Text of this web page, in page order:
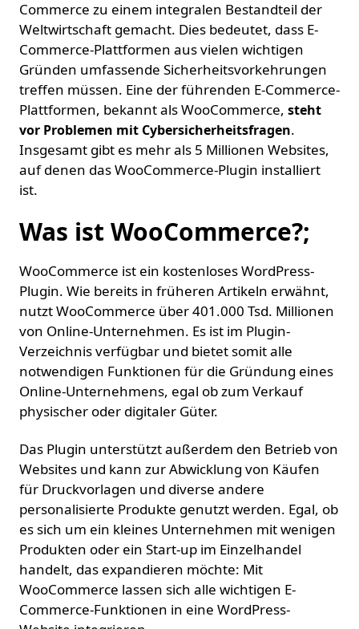
Commerce zu einem integralen Bestandteil der
Weltwirtschaft gemacht. Dies bedeutet, dass E-
Commerce-Plattformen aus vielen wichtigen
Gründen umfassende Sicherheitsvorkehrungen
treffen müssen. Eine der führenden E-Commerce-
Plattformen, bekannt als WooCommerce, steht
vor Problemen mit Cybersicherheitsfragen.
Insgesamt gibt es mehr als 5 Millionen Websites,
auf denen das WooCommerce-Plugin installiert
ist.
Was ist WooCommerce?;
WooCommerce ist ein kostenloses WordPress-
Plugin. Wie bereits in früheren Artikeln erwähnt,
nutzt WooCommerce über 401.000 Tsd. Millionen
von Online-Unternehmen. Es ist im Plugin-
Verzeichnis verfügbar und bietet somit alle
notwendigen Funktionen für die Gründung eines
Online-Unternehmens, egal ob zum Verkauf
physischer oder digitaler Güter.
Das Plugin unterstützt außerdem den Betrieb von
Websites und kann zur Abwicklung von Käufen
für Druckvorlagen und diverse andere
personalisierte Produkte genutzt werden. Egal, ob
es sich um ein kleines Unternehmen mit wenigen
Produkten oder ein Start-up im Einzelhandel
handelt, das expandieren möchte: Mit
WooCommerce lassen sich alle wichtigen E-
Commerce-Funktionen in eine WordPress-